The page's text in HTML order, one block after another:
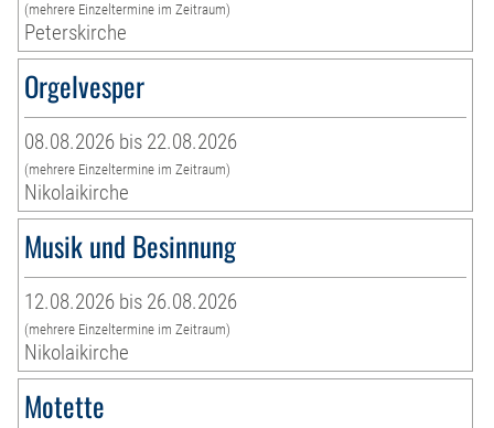
(mehrere Einzeltermine im Zeitraum)
Peterskirche
Orgelvesper
08.08.2026 bis 22.08.2026
(mehrere Einzeltermine im Zeitraum)
Nikolaikirche
Musik und Besinnung
12.08.2026 bis 26.08.2026
(mehrere Einzeltermine im Zeitraum)
Nikolaikirche
Motette